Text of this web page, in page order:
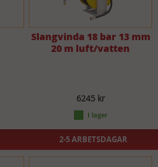
Slangvinda 18 bar 13 mm
20 m luft/vatten
6245 kr
2-5 ARBETSDAGAR